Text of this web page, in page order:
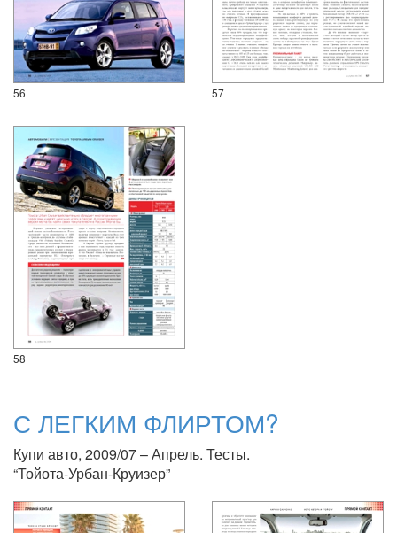
56 57
58
С ЛЕГКИМ ФЛИРТОМ?
Купи авто, 2009/07 – Апрель. Тесты.
“Тойота-Урбан-Круизер”